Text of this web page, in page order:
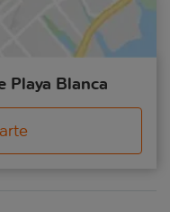
Playa Blanca